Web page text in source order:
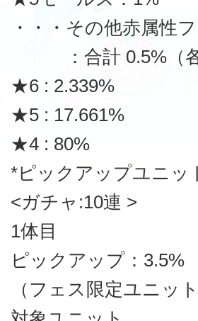
・・・その他赤属性
：合計 0.5%（各
★6 : 2.339%
★5 : 17.661%
★4 : 80%
*ピックアップユニッ
<ガチャ:10連 >
1体目
ピックアップ：3.5%
（フェス限定ユニッ